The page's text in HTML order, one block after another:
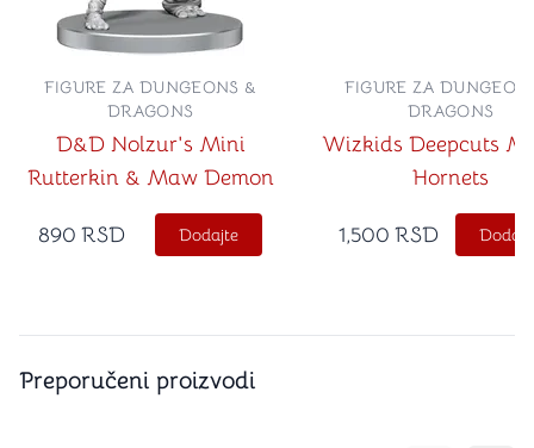
D&D Nolzur's Mini
Rutterkin & Maw Demon
FIGURE ZA DUNGEONS &
DRAGONS
890 RSD Dodajte
Wizkids Deepcuts
Hornets
FIGURE ZA
DRAGONS
1,500 RSD
Preporučeni proizvodi